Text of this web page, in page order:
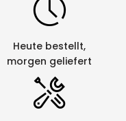
Heute bestellt,
morgen geliefert